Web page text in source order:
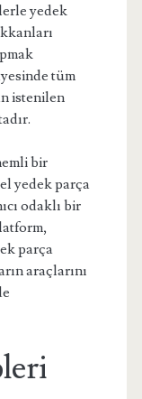
yedek
tüm
istenilen
bir
yedek parça
odaklı bir
parça
araçlarını